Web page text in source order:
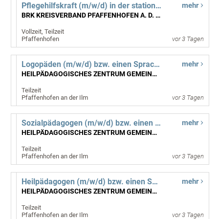
Pflegehilfskraft (m/w/d) in der stationären Pflege
BRK KREISVERBAND PFAFFENHOFEN A. D. ILM
Vollzeit, Teilzeit
Pfaffenhofen
mehr
vor 3 Tagen
Logopäden (m/w/d) bzw. einen Sprachtherapeuten (m/w/d)
HEILPÄDAGOGISCHES ZENTRUM GEMEINNÜTZIGE GMBH
Teilzeit
Pfaffenhofen an der Ilm
mehr
vor 3 Tagen
Sozialpädagogen (m/w/d) bzw. einen Heilpädagogen (m/w/d) oder einen Erzieher (m/w/d)
HEILPÄDAGOGISCHES ZENTRUM GEMEINNÜTZIGE GMBH
Teilzeit
Pfaffenhofen an der Ilm
mehr
vor 3 Tagen
Heilpädagogen (m/w/d) bzw. einen Sozialpädagogen (m/w/d)
HEILPÄDAGOGISCHES ZENTRUM GEMEINNÜTZIGE GMBH
Teilzeit
Pfaffenhofen an der Ilm
mehr
vor 3 Tagen